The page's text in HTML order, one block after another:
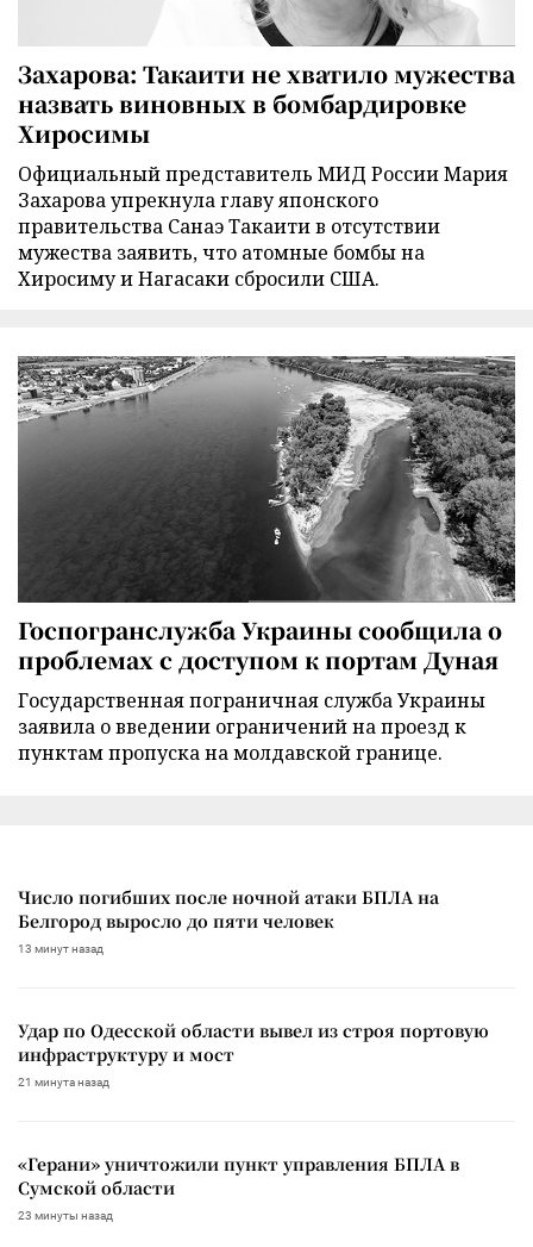
Захарова: Такаити не хватило мужества
назвать виновных в бомбардировке
Хиросимы
Официальный представитель МИД России Мария
Захарова упрекнула главу японского
правительства Санаэ Такаити в отсутствии
мужества заявить, что атомные бомбы на
Хиросиму и Нагасаки сбросили США.
Госпогранслужба Украины сообщила о
проблемах с доступом к портам Дуная
Государственная пограничная служба Украины
заявила о введении ограничений на проезд к
пунктам пропуска на молдавской границе.
Число погибших после ночной атаки БПЛА на
Белгород выросло до пяти человек
13 минут назад
Удар по Одесской области вывел из строя портовую
инфраструктуру и мост
21 минута назад
«Герани» уничтожили пункт управления БПЛА в
Сумской области
23 минуты назад